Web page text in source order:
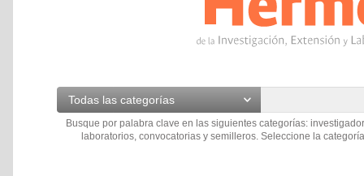
Todas las categorías
Busque por palabra clave en las siguientes categorías:
laboratorios, convocatorias y semilleros. Seleccione la